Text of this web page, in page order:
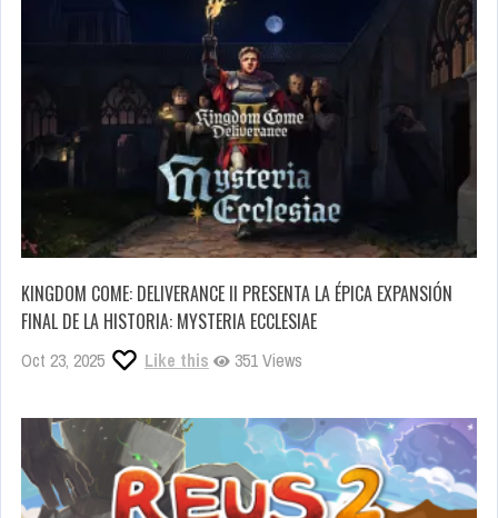
KINGDOM COME: DELIVERANCE II PRESENTA LA ÉPICA EXPANSIÓN
FINAL DE LA HISTORIA: MYSTERIA ECCLESIAE
Oct 23, 2025 Like this 351 Views